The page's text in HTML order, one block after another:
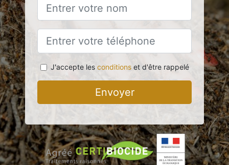
J'accepte les conditionset d'être rappelé
Envoyer